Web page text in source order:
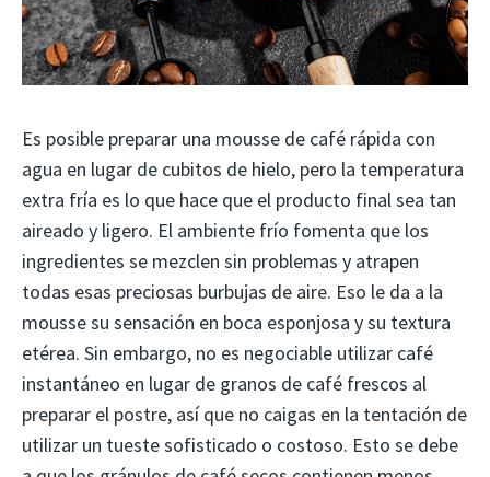
Es posible preparar una mousse de café rápida con
agua en lugar de cubitos de hielo, pero la temperatura
extra fría es lo que hace que el producto final sea tan
aireado y ligero. El ambiente frío fomenta que los
ingredientes se mezclen sin problemas y atrapen
todas esas preciosas burbujas de aire. Eso le da a la
mousse su sensación en boca esponjosa y su textura
etérea. Sin embargo, no es negociable utilizar café
instantáneo en lugar de granos de café frescos al
preparar el postre, así que no caigas en la tentación de
utilizar un tueste sofisticado o costoso. Esto se debe